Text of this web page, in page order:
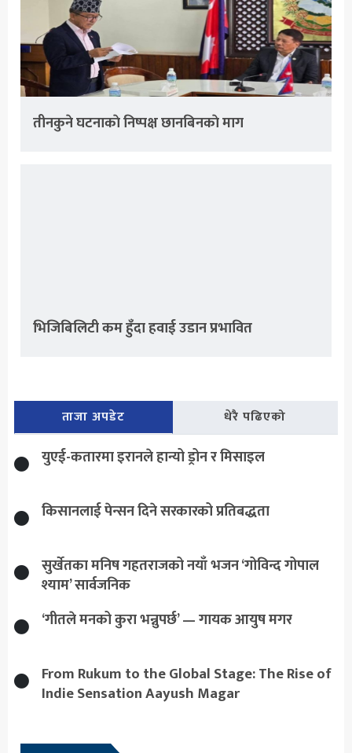
तीनकुने घटनाकाे निष्पक्ष छानबिनकाे माग
भिजिबिलिटी कम हुँदा हवाई उडान प्रभावित
ताजा अपडेट धेरै पढिएको
युएई-कतारमा इरानले हान्यो ड्रोन र मिसाइल
किसानलाई पेन्सन दिने सरकारको प्रतिबद्धता
सुर्खेतका मनिष गहतराजको नयाँ भजन ‘गोविन्द गोपाल
श्याम’ सार्वजनिक
‘गीतले मनको कुरा भन्नुपर्छ’ — गायक आयुष मगर
From Rukum to the Global Stage: The Rise of
Indie Sensation Aayush Magar